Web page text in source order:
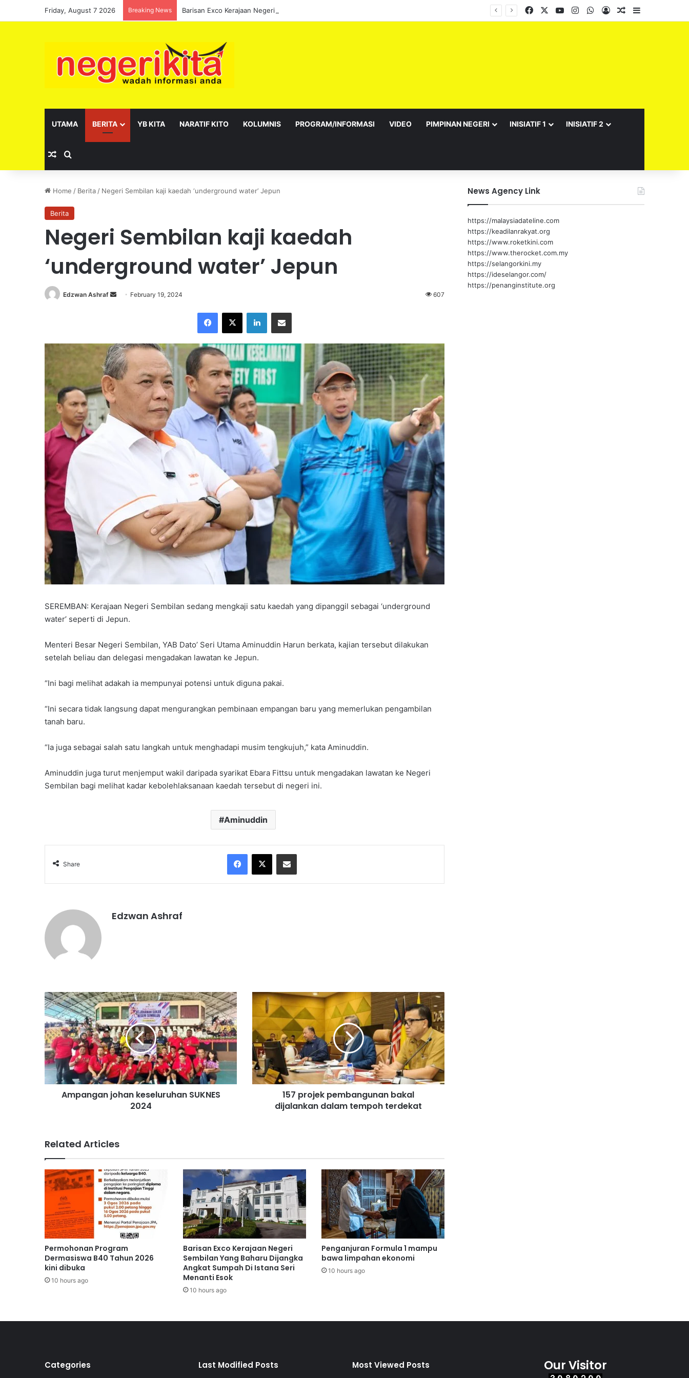
Friday, August 7 2026 Breaking News Facebook YouTubeInstagramWhatsApp
Log InRandom Article
UTAMA BERITA YB KITA NARATIF KITO KOLUMNIS PROGRAM/INFORMASI VIDEO PIMPINAN NEGERI INISIATIF 1 INISIATIF 2
Random Article
Home / Berita / Negeri Sembilan kaji kaedah ‘underground water’ Jepun
Berita
Negeri Sembilan kaji kaedah
‘underground water’ Jepun
Edzwan Ashraf
a
n
e
m
l
February 19, 2024 607
SEREMBAN: Kerajaan Negeri Sembilan sedang mengkaji satu kaedah yang dipanggil sebagai ‘underground
water’ seperti di Jepun.
Menteri Besar Negeri Sembilan, YAB Dato’ Seri Utama Aminuddin Harun berkata, kajian tersebut dilakukan
setelah beliau dan delegasi mengadakan lawatan ke Jepun.
“Ini bagi melihat adakah ia mempunyai potensi untuk diguna pakai.
“Ini secara tidak langsung dapat mengurangkan pembinaan empangan baru yang memerlukan pengambilan
tanah baru.
“Ia juga sebagai salah satu langkah untuk menghadapi musim tengkujuh,” kata Aminuddin.
Aminuddin juga turut menjemput wakil daripada syarikat Ebara Fittsu untuk mengadakan lawatan ke Negeri
Sembilan bagi melihat kadar kebolehlaksanaan kaedah tersebut di negeri ini.
Aminuddin
Share
Edzwan Ashraf
A
m
p
a
n
g
a
n
j
e
s
e
l
h
a
n
S
U
K
2
Ampangan johan keseluruhan SUKNES
2024
1
7
p
r
o
j
e
k
g
u
n
a
n
b
a
k
l
d
a
n
157 projek pembangunan bakal
dijalankan dalam tempoh terdekat
Related Articles
Permohonan Program
Dermasiswa B40 Tahun 2026
kini dibuka
10 hours ago
Barisan Exco Kerajaan Negeri
Sembilan Yang Baharu Dijangka
Angkat Sumpah Di Istana Seri
Menanti Esok
10 hours ago
Penganjuran Formula 1 mampu
bawa limpahan ekonomi
10 hours ago
News Agency Link
https://malaysiadateline.com
https://keadilanrakyat.org
https://www.roketkini.com
https://www.therocket.com.my
https://selangorkini.my
https://ideselangor.com/
https://penanginstitute.org
Categories Last Modified Posts Most Viewed Posts Our Visitor